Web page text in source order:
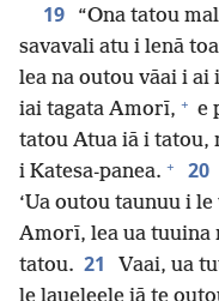
19
“Ona tatou
savavali atu i lenā
lea na outou vāai i ai
iai tagata Amorī, + e
tatou Atua iā i tatou,
i Katesa-panea. + 20
‘Ua outou taunuu i
Amorī, lea ua tuuina
tatou. 21
Vaai, ua